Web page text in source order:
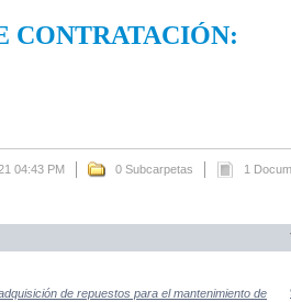
CONTRATACIÓN:
04:43 PM 0 Subcarpetas 1
de repuestos para el mantenimiento de